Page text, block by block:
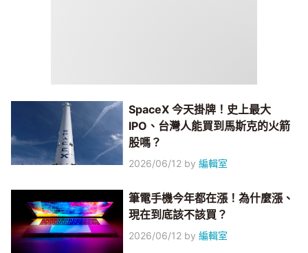
SpaceX 今天掛牌！史上最大
IPO、台灣人能買到馬斯克的火箭
股嗎？
2026/06/12 by編輯室
筆電手機今年都在漲！為什麼漲、
現在到底該不該買？
2026/06/12 by編輯室